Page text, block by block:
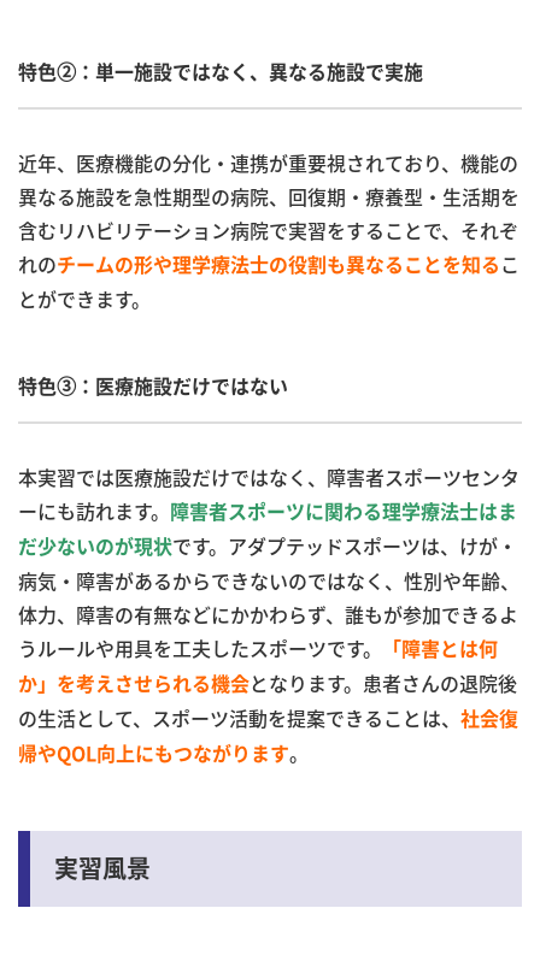
特色②：単一施設ではなく、異なる施設で実施
近年、医療機能の分化・連携が重要視されており、機能の
異なる施設を急性期型の病院、回復期・療養型・生活期を
含むリハビリテーション病院で実習をすることで、それぞ
れのチームの形や理学療法士の役割も異なることを知る こ
とができます。
特色③：医療施設だけではない
本実習では医療施設だけではなく、障害者スポーツセンタ
ーにも訪れます。
障害者スポーツに関わる理学療法士はま
だ少ないのが現状です。アダプテッドスポーツは、けが・
病気・障害があるからできないのではなく、性別や年齢、
体力、障害の有無などにかかわらず、誰もが参加できるよ
うルールや用具を工夫したスポーツです。
「障害とは何
か」を考えさせられる機会となります。患者さんの退院後
の生活として、スポーツ活動を提案できることは、
社会復
帰やQOL向上にもつながり ます。
実習風景